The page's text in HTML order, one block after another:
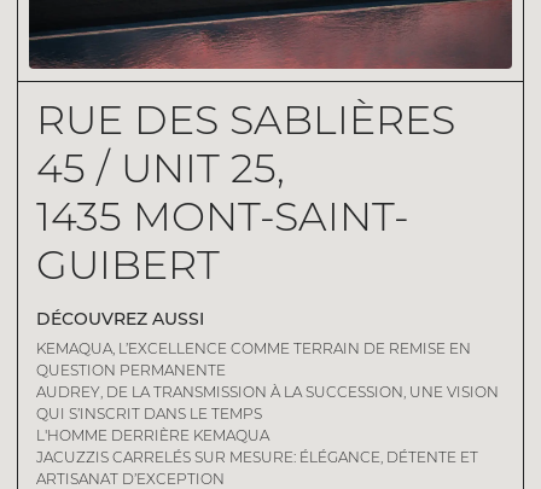
RUE DES SABLIÈRES
45 / UNIT 25,
1435 MONT-SAINT-
GUIBERT
DÉCOUVREZ AUSSI
KEMAQUA, L’EXCELLENCE COMME TERRAIN DE REMISE EN
QUESTION PERMANENTE
AUDREY, DE LA TRANSMISSION À LA SUCCESSION, UNE VISION
QUI S’INSCRIT DANS LE TEMPS
L'HOMME DERRIÈRE KEMAQUA
JACUZZIS CARRELÉS SUR MESURE: ÉLÉGANCE, DÉTENTE ET
ARTISANAT D’EXCEPTION